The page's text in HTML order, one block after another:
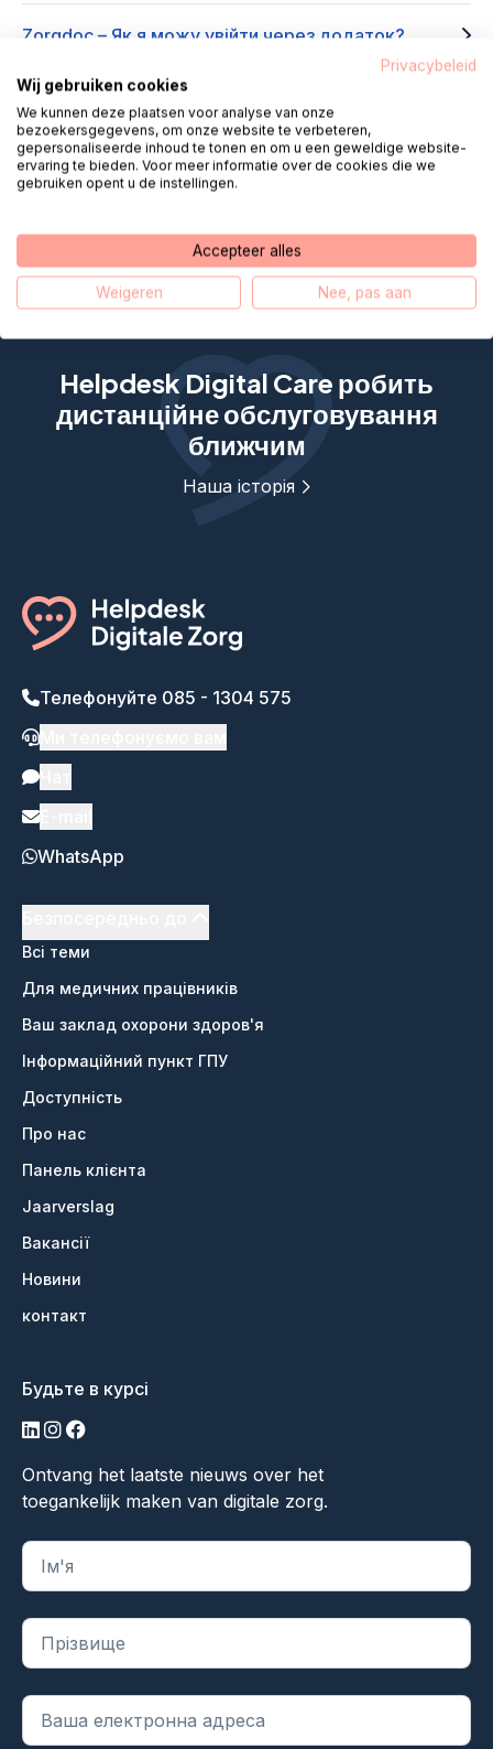
Zorgdoc – Як я можу увійти через додаток?
Zorgdoc – Я забув свій пароль, що тепер?
Zorgdoc – Як видалити обліковий запис/дані?
Helpdesk Digital Care робить
дистанційне обслуговування
ближчим
Наша історія
Телефонуйте 085 - 1304 575
WhatsApp
Всі теми
Для медичних працівників
Ваш заклад охорони здоров'я
Інформаційний пункт ГПУ
Доступність
Про нас
Панель клієнта
Jaarverslag
Вакансії
Новини
контакт
Будьте в курсі
LinkedIn
Інстаграм
Фейсбук
Ontvang het laatste nieuws over het
toegankelijk maken van digitale zorg.
"*" вказує на обов'язкові поля
Privacybeleid
Wij gebruiken cookies
We kunnen deze plaatsen voor analyse van onze
bezoekersgegevens, om onze website te verbeteren,
gepersonaliseerde inhoud te tonen en om u een geweldige website-
ervaring te bieden. Voor meer informatie over de cookies die we
gebruiken opent u de instellingen.
Accepteer alles
Weigeren Nee, pas aan